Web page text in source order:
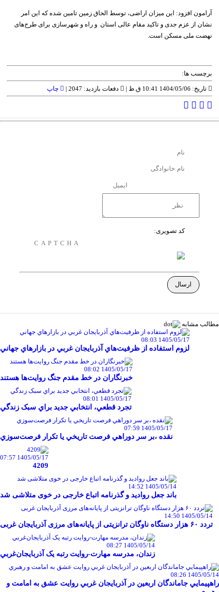
آرامون افزود: این میزان اراضی، توسط الحاق زمین تامین شده که این امر
نشان از عزم جدی و تاکید مقام عالی استان و راه و شهرسازی برای طرح‌های
نهضت ملی مسکن است.
برچسب ها:
تاریخ: 1404/05/06 10:41 ق.ظ | دفعات بازدید: 2047 | چاپ
کد تصویری:
مطالب مشابه
1405/05/17 08:03
لزوم استفاده از ظرفيت‌هاي آذربايجان غربي در بازارهاي جهاني
1405/05/17 08:02
خبرنگاران در خط مقدم جنگ روايت‌ها هستند
1405/05/17 08:01
تجرد قطعي، انتخابي جديد براي سبک زندگي
1405/05/17 07:59
نقده ،بر سر دوراهي فرصت تاريخي يا تکرار فرصت‌سوزي
1405/05/17 07:57
4209
1405/05/14 14:52
باند جعل روادید و گذرنامه اتباع خارجی در خوی متلاشی شد
1405/05/14 14:50
تردد ۶۰ هزار دستگاه ناوگان ترانزیتی از پایانه‌های مرزی آذربایجان ‌غربی
1405/05/14 08:27
زندان، مدرسه مهارت-روايت رتبه يک آذربايجان‌غربي
1405/05/14 08:26
راهپيمايي جاماندگان اربعين در آذربايجان غربي روايت عشق به امامت و